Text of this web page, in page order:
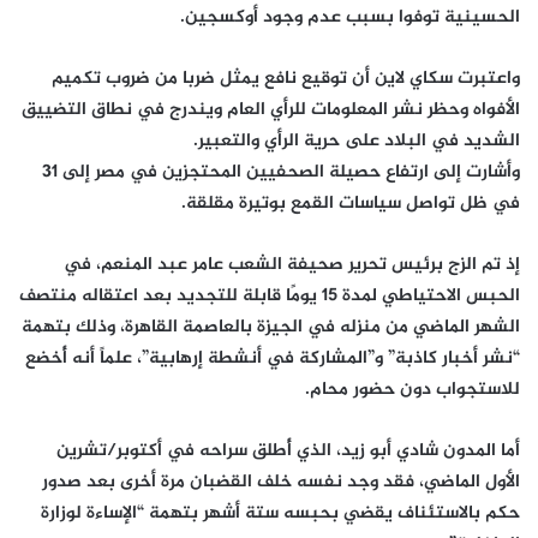
الحسينية توفوا بسبب عدم وجود أوكسجين.
واعتبرت سكاي لاين أن توقيع نافع يمثل ضربا من ضروب تكميم
الأفواه وحظر نشر المعلومات للرأي العام ويندرج في نطاق التضييق
الشديد في البلاد على حرية الرأي والتعبير.
وأشارت إلى ارتفاع حصيلة الصحفيين المحتجزين في مصر إلى 31
في ظل تواصل سياسات القمع بوتيرة مقلقة.
إذ تم الزج برئيس تحرير صحيفة الشعب عامر عبد المنعم، في
الحبس الاحتياطي لمدة 15 يومًا قابلة للتجديد بعد اعتقاله منتصف
الشهر الماضي من منزله في الجيزة بالعاصمة القاهرة، وذلك بتهمة
“نشر أخبار كاذبة” و”المشاركة في أنشطة إرهابية”، علماً أنه أُخضع
للاستجواب دون حضور محام.
أما المدون شادي أبو زيد، الذي أُطلق سراحه في أكتوبر/تشرين
الأول الماضي، فقد وجد نفسه خلف القضبان مرة أخرى بعد صدور
حكم بالاستئناف يقضي بحبسه ستة أشهر بتهمة “الإساءة لوزارة